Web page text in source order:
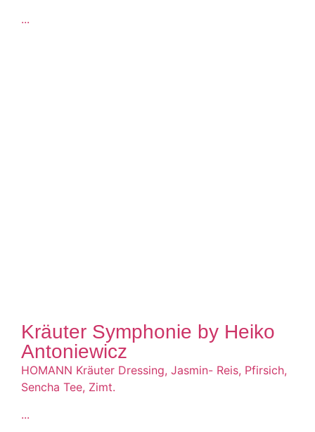
...
Kräuter Symphonie by Heiko
Antoniewicz
HOMANN Kräuter Dressing, Jasmin- Reis, Pfirsich,
Sencha Tee, Zimt.
...